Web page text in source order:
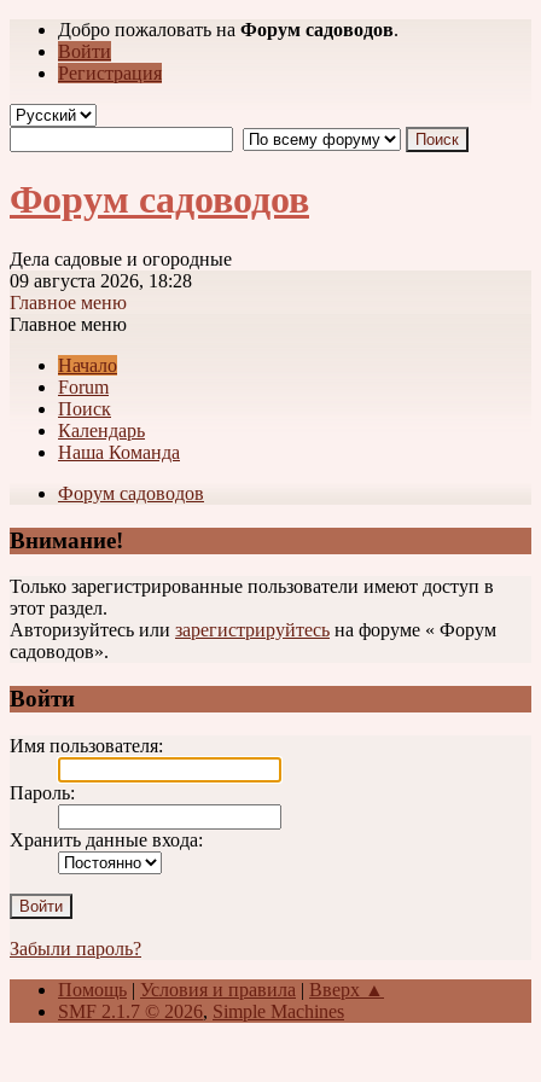
Добро пожаловать на Форум садоводов.
Войти
Регистрация
Форум садоводов
Дела садовые и огородные
09 августа 2026, 18:28
Главное меню
Главное меню
Начало
Forum
Поиск
Календарь
Наша Команда
Форум садоводов
Внимание!
Только зарегистрированные пользователи имеют доступ в
этот раздел.
Авторизуйтесь или зарегистрируйтесь на форуме « Форум
садоводов».
Войти
Имя пользователя:
Пароль:
Хранить данные входа:
Забыли пароль?
Помощь | Условия и правила | Вверх ▲
SMF 2.1.7 © 2026, Simple Machines